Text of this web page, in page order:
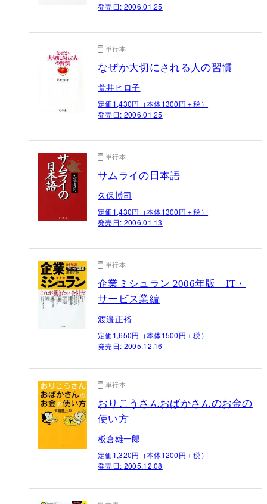
発売日: 2006.01.25
単行本
なぜか大切にされる人の習慣
荒井ヒロ子
定価1,430円（本体1300円＋税）
発売日: 2006.01.25
単行本
サムライの日本語
久保博司
定価1,430円（本体1300円＋税）
発売日: 2006.01.13
単行本
企業ミシュラン 2006年版 IT・
サービス業編
渡邉正裕
定価1,650円（本体1500円＋税）
発売日: 2005.12.16
単行本
おりこうさんおばかさんのお金の
使い方
板倉雄一郎
定価1,320円（本体1200円＋税）
発売日: 2005.12.08